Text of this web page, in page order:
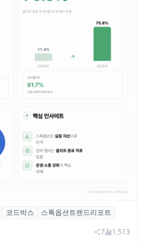
만에 18.2%→31.3%…
중도 급증
코드박스
스톡옵션트렌드리포트
7 1,513